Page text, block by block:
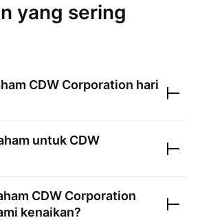
yang sering
CDW Corporation hari
untuk CDW
CDW Corporation
kenaikan?